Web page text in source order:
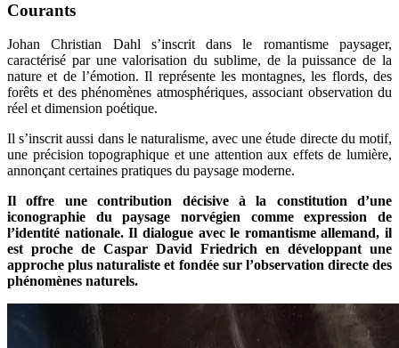
Courants
Johan Christian Dahl s’inscrit dans le romantisme paysager,
caractérisé par une valorisation du sublime, de la puissance de la
nature et de l’émotion. Il représente les montagnes, les flords, des
forêts et des phénomènes atmosphériques, associant observation du
réel et dimension poétique.
Il s’inscrit aussi dans le naturalisme, avec une étude directe du motif,
une précision topographique et une attention aux effets de lumière,
annonçant certaines pratiques du paysage moderne.
Il offre une contribution décisive à la constitution d’une
iconographie du paysage norvégien comme expression de
l’identité nationale. Il dialogue avec le romantisme allemand, il
est proche de Caspar David Friedrich en développant une
approche plus naturaliste et fondée sur l’observation directe des
phénomènes naturels.